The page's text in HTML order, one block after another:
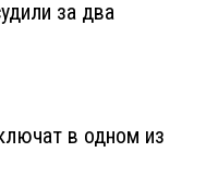
за два
в одном из